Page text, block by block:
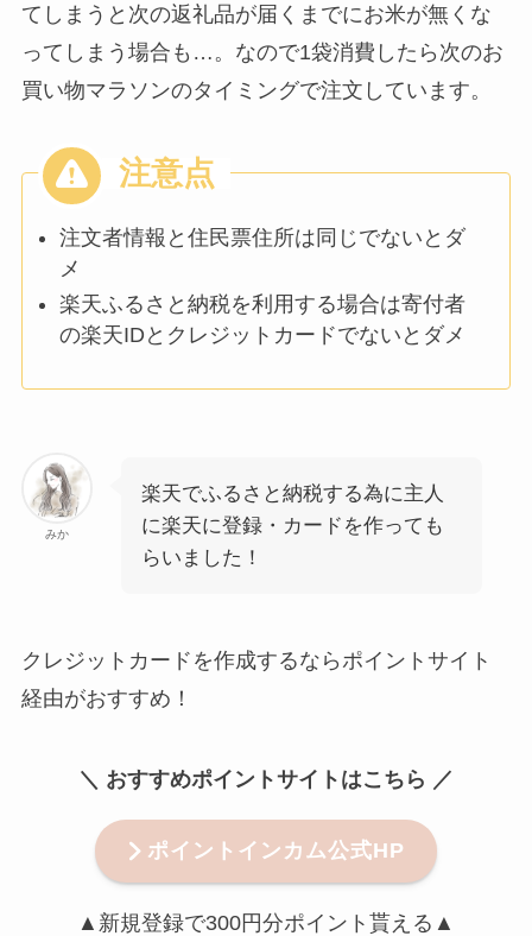
てしまうと次の返礼品が届くまでにお米が無くな
ってしまう場合も…。なので1袋消費したら次のお
買い物マラソンのタイミングで注文しています。
注文者情報と住民票住所は同じでないとダ
メ
楽天ふるさと納税を利用する場合は寄付者
の楽天IDとクレジットカードでないとダメ
みか
楽天でふるさと納税する為に主人
に楽天に登録・カードを作っても
らいました！
クレジットカードを作成するならポイントサイト
経由がおすすめ！
＼ おすすめポイントサイトはこちら ／
ポイントインカム公式HP
▲新規登録で300円分ポイント貰える▲